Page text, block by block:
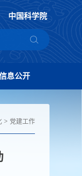
中国科学院
息公开
> 党建工作